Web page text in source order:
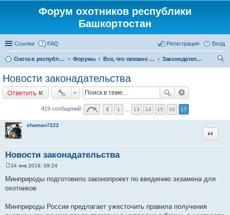
Форум охотников республики
Башкортостан
Ссылки FAQ Вход
Регистрация
Охота в республике Башкортостан Форумы Все, что связано с охотой
Законодательство
Новости законадательства
Ответить
419 сообщений 1 13 14 15 16 17
shaman7222
Новости законадательства
Цитата
о
б
н
24 янв 2019, 09:24
Минприроды подготовило законопроект по введению экзамена для
охотников
Минприроды России предлагает ужесточить правила получения